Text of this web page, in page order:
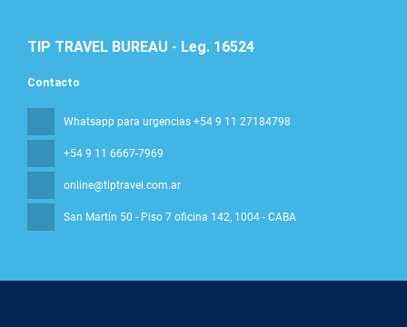
TIP TRAVEL BUREAU - Leg. 16524
Contacto
Whatsapp para urgencias +54 9 11 27184798
+54 9 11 6667-7969
online@tiptravel.com.ar
San Martín 50 - Piso 7 oficina 142, 1004 - CABA